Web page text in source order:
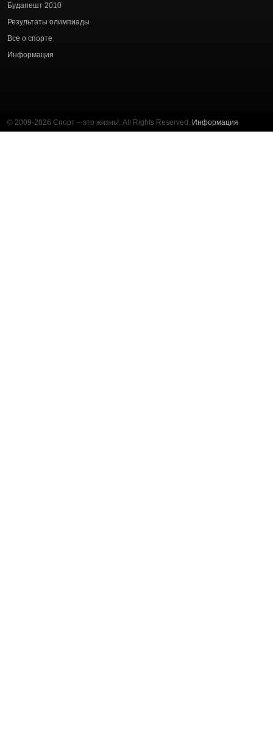
Будапешт 2010
Результаты олимпиады
Все о спорте
Информация
© 2009-2026 Спорт – это жизнь!. All Rights Reserved. Информация